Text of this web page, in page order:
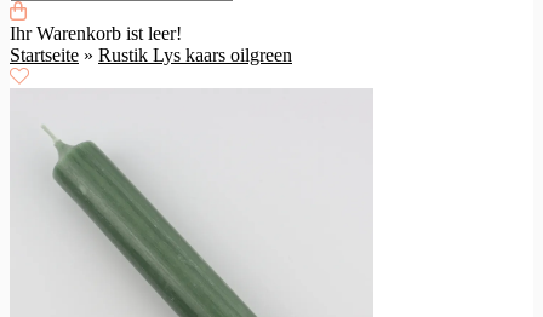
Ihr Warenkorb ist leer!
Startseite » Rustik Lys kaars oilgreen